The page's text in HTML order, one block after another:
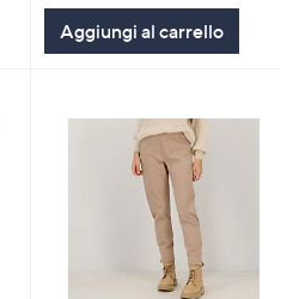
5
Stars
Aggiungi al carrello